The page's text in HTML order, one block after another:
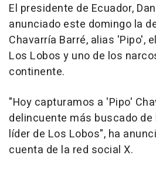
El presidente de Ecuador,
anunciado este domingo la
Chavarría Barré, alias 'Pipo',
Los Lobos y uno de los
continente.
"Hoy capturamos a 'Pipo'
delincuente más buscado
líder de Los Lobos", ha
cuenta de la red social X.